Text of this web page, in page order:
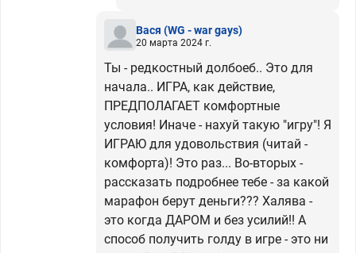
Вася (WG - war gays)
20 марта 2024 г.
Ты - редкостный долбоеб.. Это для
начала.. ИГРА, как действие,
ПРЕДПОЛАГАЕТ комфортные
условия! Иначе - нахуй такую "игру"! Я
ИГРАЮ для удовольствия (читай -
комфорта)! Это раз... Во-вторых -
рассказать подробнее тебе - за какой
марафон берут деньги??? Халява -
это когда ДАРОМ и без усилий!! А
способ получить голду в игре - это ни